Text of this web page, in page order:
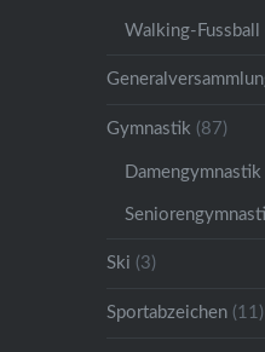
Walking-Fussball
Gymnastik (87)
Damengymnastik
Ski (3)
Sportabzeichen (11)